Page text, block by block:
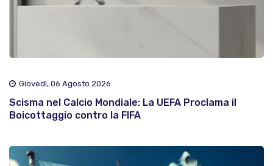
Giovedì, 06 Agosto 2026
Scisma nel Calcio Mondiale: La UEFA Proclama il
Boicottaggio contro la FIFA